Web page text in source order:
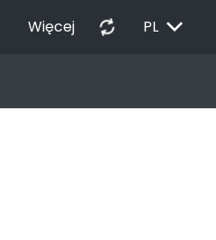
Więcej autorenew PL EXPAND_MORE